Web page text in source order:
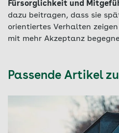
Fürsorglichkeit und
dazu beitragen, dass sie
orientiertes Verhalten
mit mehr Akzeptanz
Passende Artikel